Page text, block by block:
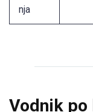
nja
Vodnik po